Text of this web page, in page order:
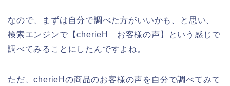
なので、まずは自分で調べた方がいいかも、と思い、
検索エンジンで【cherieH お客様の声】という感じで
調べてみることにしたんですよね。
ただ、cherieHの商品のお客様の声を自分で調べてみて